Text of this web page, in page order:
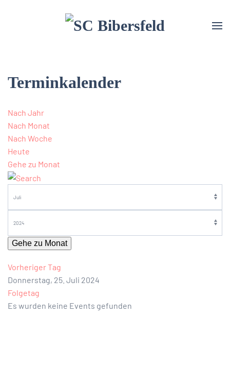
Terminkalender
Nach Jahr
Nach Monat
Nach Woche
Heute
Gehe zu Monat
Gehe zu Monat
Vorheriger Tag
Donnerstag, 25. Juli 2024
Folgetag
Es wurden keine Events gefunden